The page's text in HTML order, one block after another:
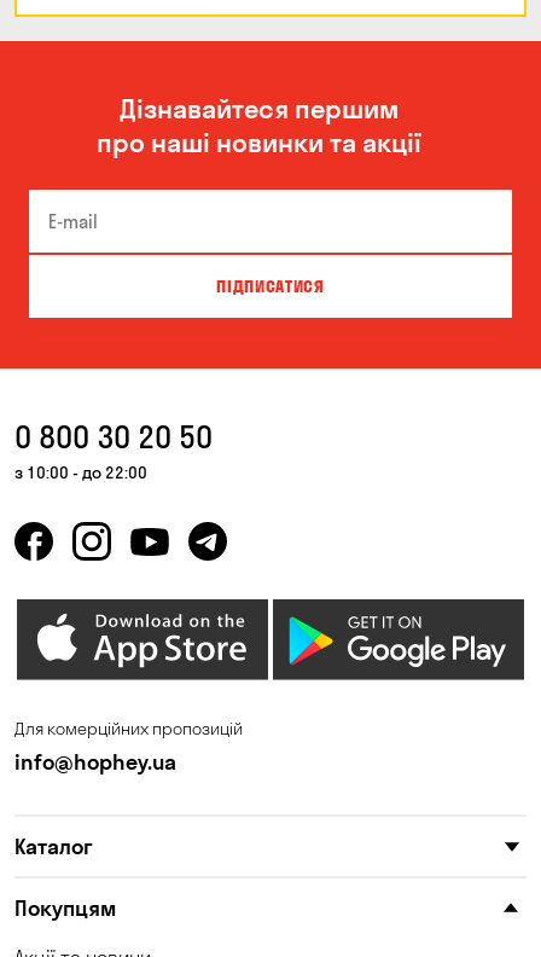
Дізнавайтеся першим
про наші новинки та акції
ПІДПИСАТИСЯ
0 800 30 20 50
з 10:00 - до 22:00
Для комерційних пропозицій
info@hophey.ua
Каталог
Покупцям